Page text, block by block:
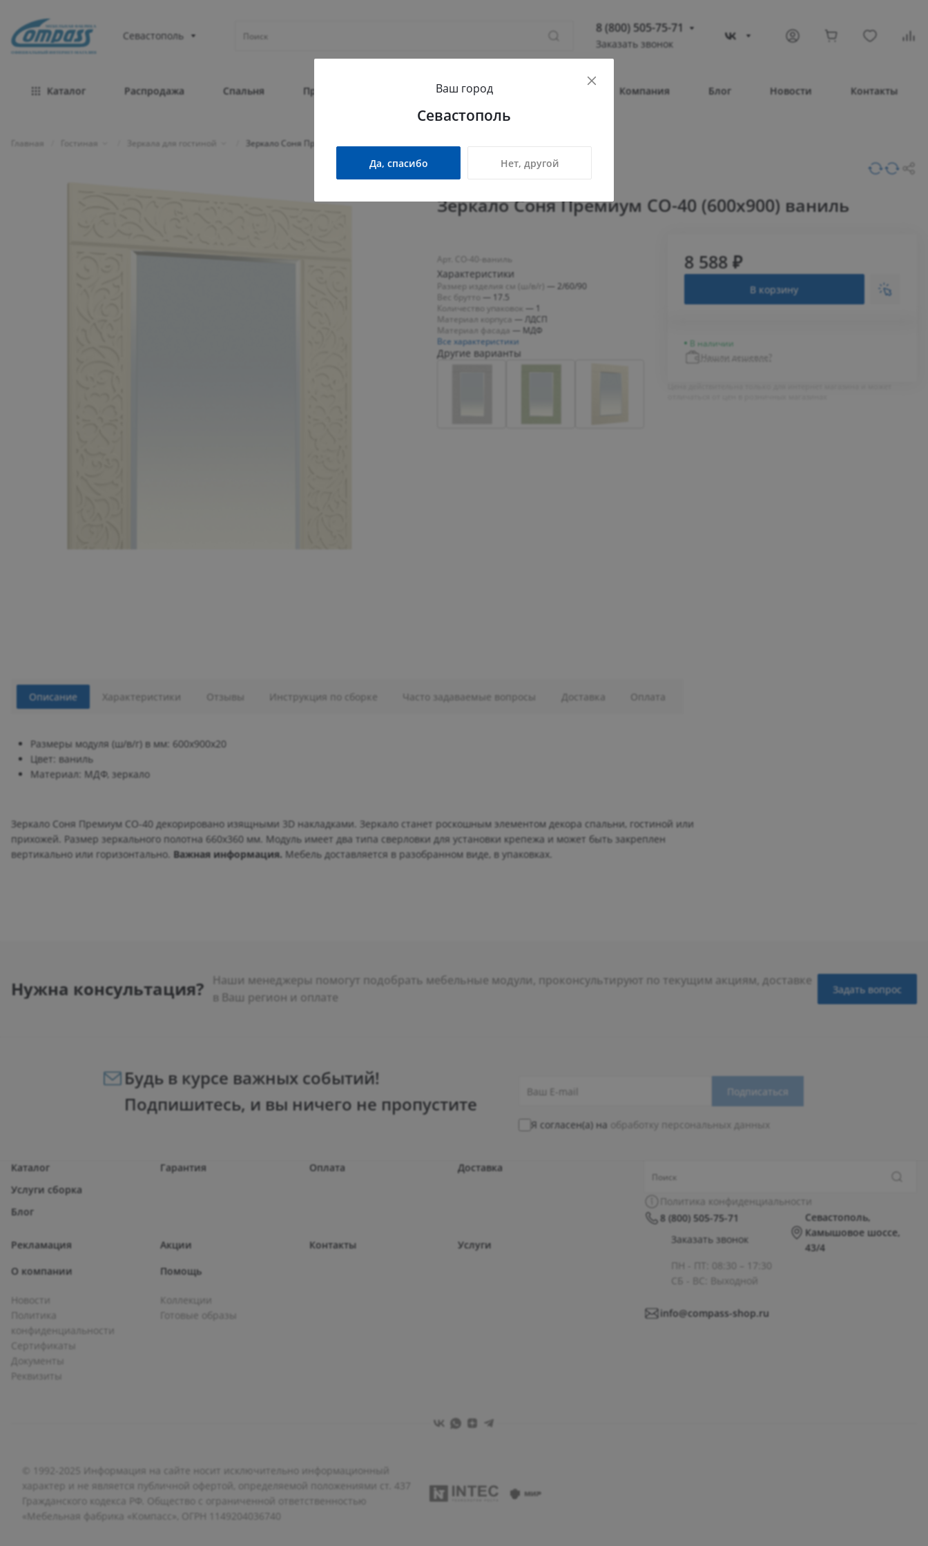
МЕБЕЛЬНАЯ ФАБРИКА
ОФИЦИАЛЬНЫЙ ИНТЕРНЕТ-МАГАЗИН
Севастополь
8 (800) 505-75-71
Севастополь
Заказать звонок
Каталог Распродажа Спальня Прихожая Гостиная Детская Компания Блог Новости Контакты
Главная Зеркала для гостиной Зеркало Соня Премиум СО-40 (600х900) ваниль
Зеркало Соня Премиум СО-40 (600х900) ваниль
Арт. СО-40-ваниль
Характеристики
Размер изделия см (ш/в/г) — 2/60/90
— 17.5
Количество упаковок — 1
Материал корпуса
— ЛДСП
Материал фасада
— МДФ
Все характеристики
Другие варианты
8 588 ₽
В корзину
В наличии
Нашли дешевле?
Описание
Размеры модуля (ш/в/г) в мм: 600х900х20
Цвет: ваниль
Материал: МДФ, зеркало
Зеркало Соня Премиум СО-40 декорировано изящными 3D накладками. Зеркало станет роскошным элементом декора спальни, гостиной или
прихожей. Размер зеркального полотна 660х360 мм. Модуль имеет два типа сверловки для установки крепежа и может быть закреплен
вертикально или горизонтально. Важная информация. Мебель доставляется в разобранном виде, в упаковках.
Характеристики Отзывы Инструкция по сборке Часто задаваемые вопросы Доставка Оплата
Нужна консультация?
Наши менеджеры помогут подобрать мебельные модули, проконсультируют по текущим акциям, доставке
в Ваш регион и оплате
Задать вопрос
Будь в курсе важных событий!
Подпишитесь, и вы ничего не пропустите
Подписаться
Я согласен(а) на обработку персональных данных
Каталог
Услуги сборка
Блог
Гарантия Оплата Доставка
Рекламация Акции Контакты
Услуги
О компании
Новости
Политика
конфиденциальности
Сертификаты
Документы
Реквизиты
Помощь
Коллекции
Готовые образы
Политика конфиденциальности
8 (800) 505-75-71
Заказать звонок
ПН - ПТ: 08:30 – 17:30
СБ - ВС: Выходной
Севастополь,
Камышовое шоссе,
43/4
info@compass-shop.ru
© 1992-2025 Информация на сайте носит исключительно информационный
характер и не является публичной офертой, определяемой положениями ст. 437
Гражданского кодекса РФ. Общество с ограниченной ответственностью
«Мебельная фабрика «Компасс», ОГРН 1149204036740
Ваш город
Севастополь
Да, спасибо Нет, другой